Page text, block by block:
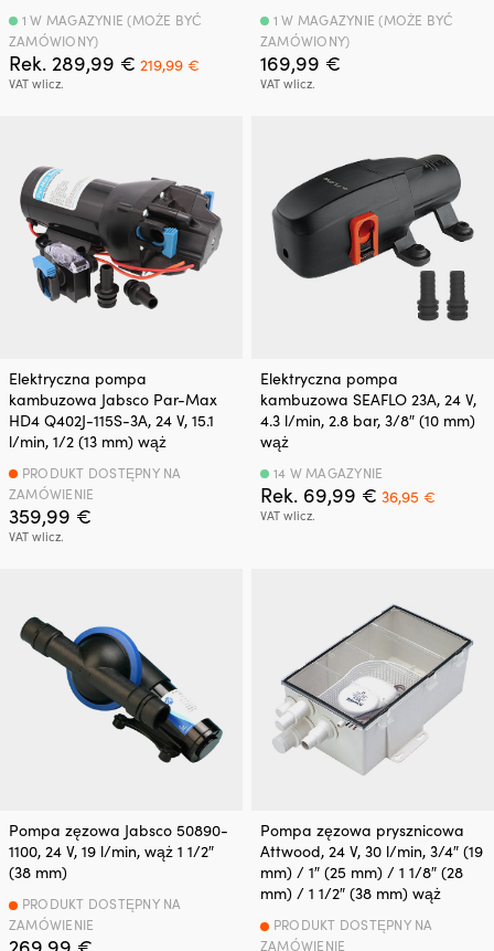
Rek. 289,99 € Pierwotna
cena
219,99 € Aktualna
VAT wlicz.
1 W MAGAZYNIE (MOŻE BYĆ
ZAMÓWIONY)
169,99 €
VAT wlicz.
1 W MAGAZYNIE (MOŻE BYĆ
ZAMÓWIONY)
Elektryczna pompa
kambuzowa Jabsco Par-Max
HD4 Q402J-115S-3A, 24 V, 15.1
l/min, 1/2 (13 mm) wąż
359,99 €
VAT wlicz.
PRODUKT DOSTĘPNY NA
ZAMÓWIENIE
Elektryczna pompa
kambuzowa SEAFLO 23A, 24 V,
4.3 l/min, 2.8 bar, 3/8″ (10 mm)
wąż
Rek. 69,99 € Pierwotna
cena
36,95 €
VAT wlicz.
14 W MAGAZYNIE
Pompa zęzowa Jabsco 50890-
1100, 24 V, 19 l/min, wąż 1 1/2″
(38 mm)
PRODUKT DOSTĘPNY NA
ZAMÓWIENIE
Pompa zęzowa prysznicowa
Attwood, 24 V, 30 l/min, 3/4″ (19
mm) / 1″ (25 mm) / 1 1/8″ (28
mm) / 1 1/2″ (38 mm) wąż
PRODUKT DOSTĘPNY NA
ZAMÓWIENIE